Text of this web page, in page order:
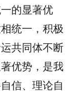
的显著优
统一，积极
共同体不断
优势，是我
信、理论自